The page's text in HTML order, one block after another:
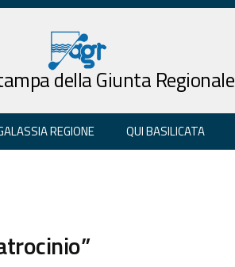
della Giunta Regionale
REGIONE QUI BASILICATA